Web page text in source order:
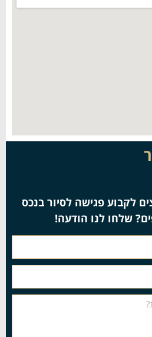
לקבוע פגישה לסיור בנכס
שלחו לנו הודעה!